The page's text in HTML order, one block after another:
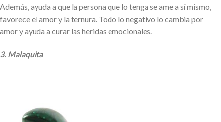
Además, ayuda a que la persona que lo tenga se ame a sí mismo,
favorece el amor y la ternura. Todo lo negativo lo cambia por
amor y ayuda a curar las heridas emocionales.
3. Malaquita